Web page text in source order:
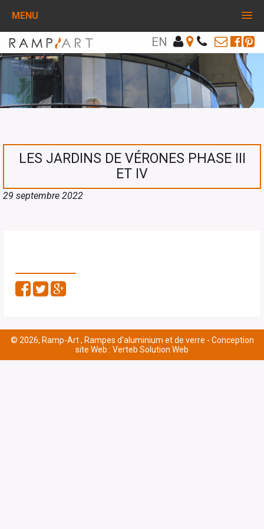
MENU
EN
LES JARDINS DE VÉRONES PHASE III
ET IV
29 septembre 2022
© 2026, Ramp-Art , Rampes d'aluminium et de verre - Conception
site Web : Verteb Solution Web